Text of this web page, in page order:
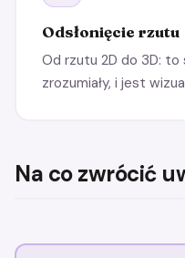
Odsłonięcie rzutu
Od rzutu 2D do 3D: to
zrozumiały, i jest
Na co zwrócić